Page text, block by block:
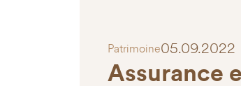
Patrimoine05.09.2022
Assurance